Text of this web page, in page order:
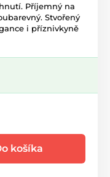
Příjemný na
Stvořený
i příznivkyně
košíka